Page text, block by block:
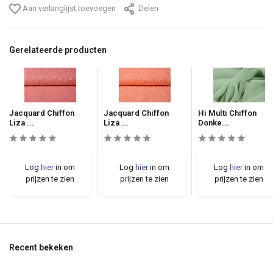
Aan verlanglijst toevoegen Delen
Gerelateerde producten
Jacquard Chiffon
Liza ...
Log hierin om
prijzen te zien
Jacquard Chiffon
Liza ...
Log hierin om
prijzen te zien
Hi Multi Chiffon
Donke...
Log hierin om
prijzen te zien
Recent bekeken